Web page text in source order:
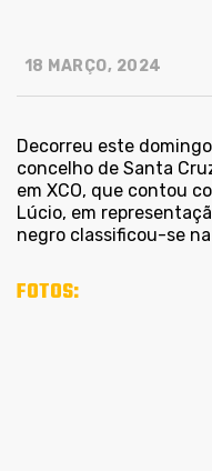
18 MARÇO, 2024
Decorreu este
concelho de Santa
em XCO, que contou
Lúcio, em
negro classificou-se
FOTOS: